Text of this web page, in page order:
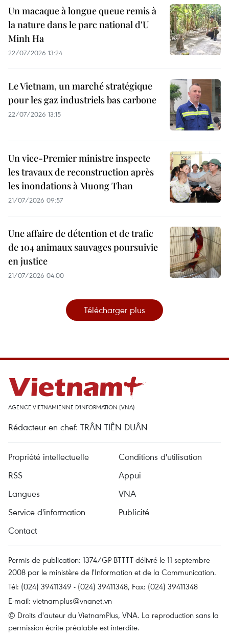
Un macaque à longue queue remis à
la nature dans le parc national d'U
Minh Ha
22/07/2026 13:24
Le Vietnam, un marché stratégique
pour les gaz industriels bas carbone
22/07/2026 13:15
Un vice-Premier ministre inspecte
les travaux de reconstruction après
les inondations à Muong Than
21/07/2026 09:57
Une affaire de détention et de trafic
de 104 animaux sauvages poursuivie
en justice
21/07/2026 04:00
Télécharger plus
AGENCE VIETNAMIENNE D'INFORMATION (VNA)
Rédacteur en chef: TRÂN TIÊN DUÂN
Propriété intellectuelle
Conditions d'utilisation
RSS
Appui
Langues
VNA
Service d'information
Publicité
Contact
Permis de publication: 1374/GP-BTTTT délivré le 11 septembre
2008 par le ministère de l'Information et de la Communication.
Tél: (024) 39411349 - (024) 39411348, Fax: (024) 39411348
E-mail: vietnamplus@vnanet.vn
© Droits d'auteur du VietnamPlus, VNA. La reproduction sans la
permission écrite préalable est interdite.